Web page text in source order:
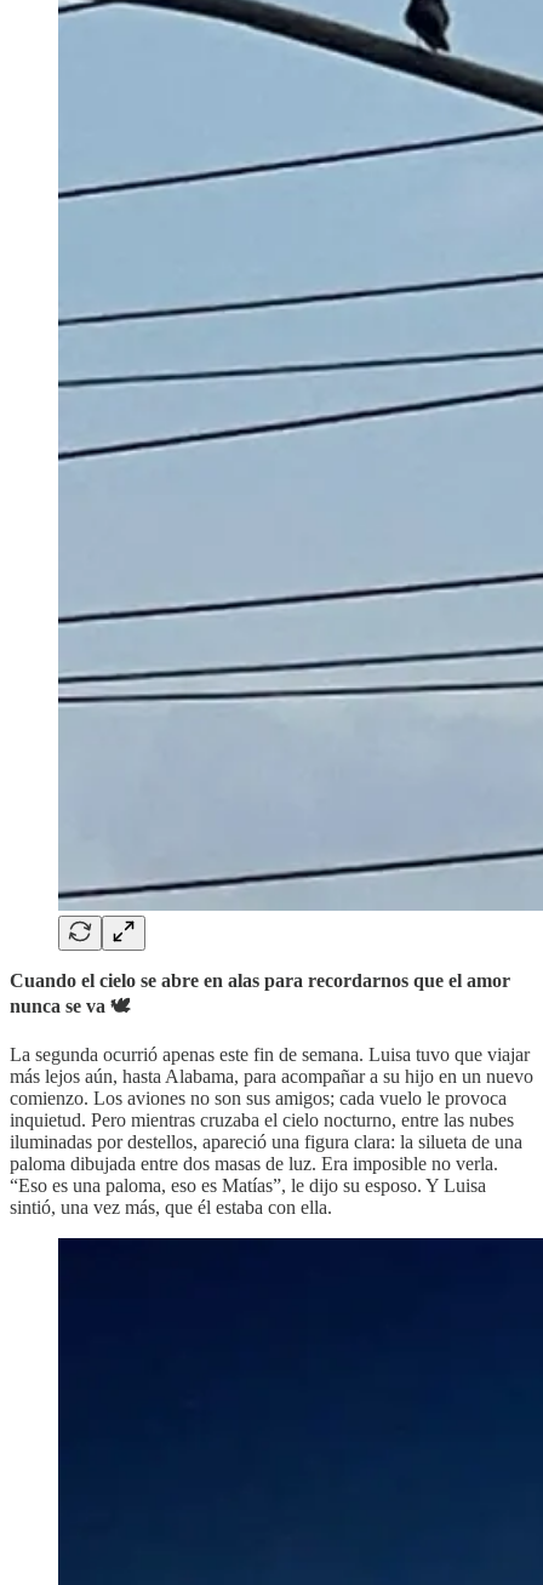
Cuando el cielo se abre en alas para recordarnos que el amor
nunca se va 🕊️
La segunda ocurrió apenas este fin de semana. Luisa tuvo que viajar
más lejos aún, hasta Alabama, para acompañar a su hijo en un nuevo
comienzo. Los aviones no son sus amigos; cada vuelo le provoca
inquietud. Pero mientras cruzaba el cielo nocturno, entre las nubes
iluminadas por destellos, apareció una figura clara: la silueta de una
paloma dibujada entre dos masas de luz. Era imposible no verla.
“Eso es una paloma, eso es Matías”, le dijo su esposo. Y Luisa
sintió, una vez más, que él estaba con ella.